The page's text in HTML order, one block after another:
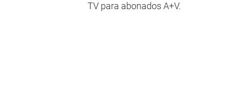
TV para abonados A+V.